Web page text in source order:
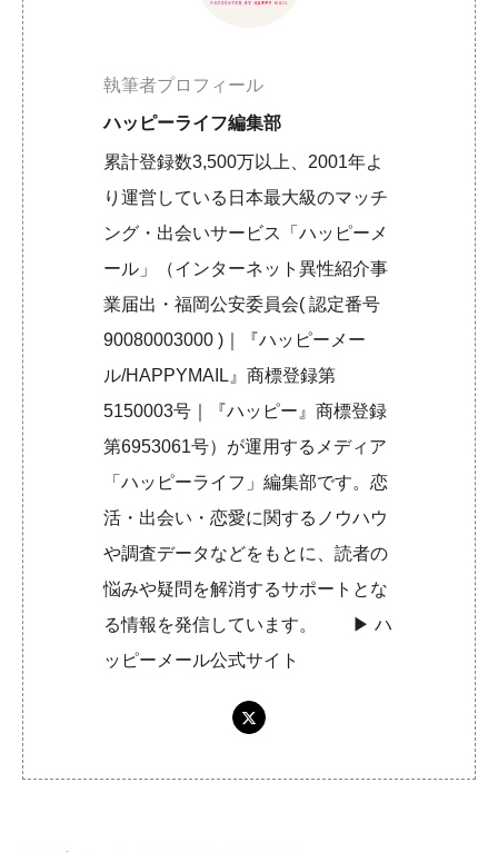
執筆者プロフィール
ハッピーライフ編集部
累計登録数3,500万以上、2001年よ
り運営している日本最大級のマッチ
ング・出会いサービス「ハッピーメ
ール」（インターネット異性紹介事
業届出・福岡公安委員会( 認定番号
90080003000 )｜『ハッピーメー
ル/HAPPYMAIL』商標登録第
5150003号｜『ハッピー』商標登録
第6953061号）が運用するメディア
「ハッピーライフ」編集部です。恋
活・出会い・恋愛に関するノウハウ
や調査データなどをもとに、読者の
悩みや疑問を解消するサポートとな
る情報を発信しています。 ▶︎ハ
ッピーメール公式サイト